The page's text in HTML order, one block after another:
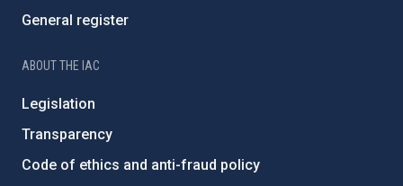
General register
ABOUT THE IAC
Legislation
Transparency
Code of ethics and anti-fraud policy